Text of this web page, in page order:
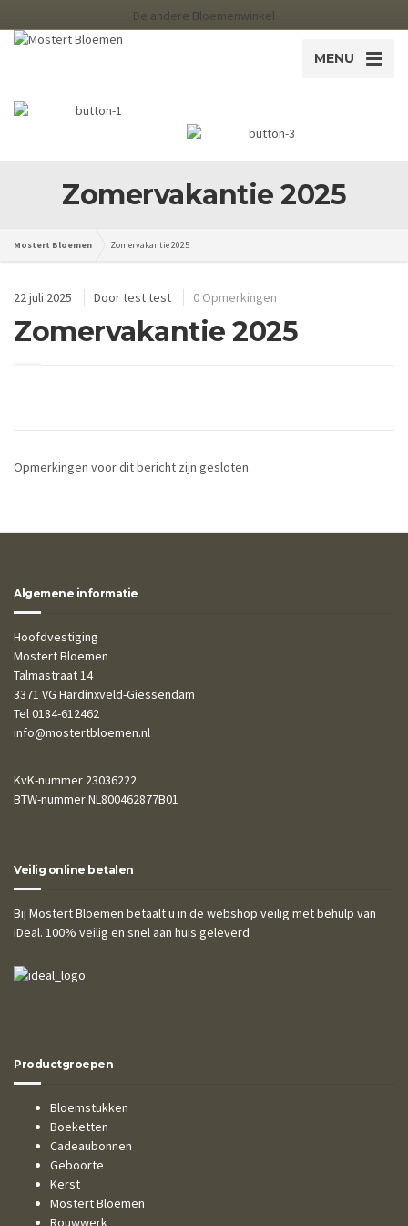
De andere Bloemenwinkel
MENU
Zomervakantie 2025
Mostert Bloemen Zomervakantie 2025
22 juli 2025 Doortest test 0 Opmerkingen
Zomervakantie 2025
Opmerkingen voor dit bericht zijn gesloten.
Algemene informatie
Hoofdvestiging
Mostert Bloemen
Talmastraat 14
3371 VG Hardinxveld-Giessendam
Tel 0184-612462
info@mostertbloemen.nl
KvK-nummer 23036222
BTW-nummer NL800462877B01
Veilig online betalen
Bij Mostert Bloemen betaalt u in de webshop veilig met behulp van
iDeal. 100% veilig en snel aan huis geleverd
Productgroepen
Bloemstukken
Boeketten
Cadeaubonnen
Geboorte
Kerst
Mostert Bloemen
Rouwwerk